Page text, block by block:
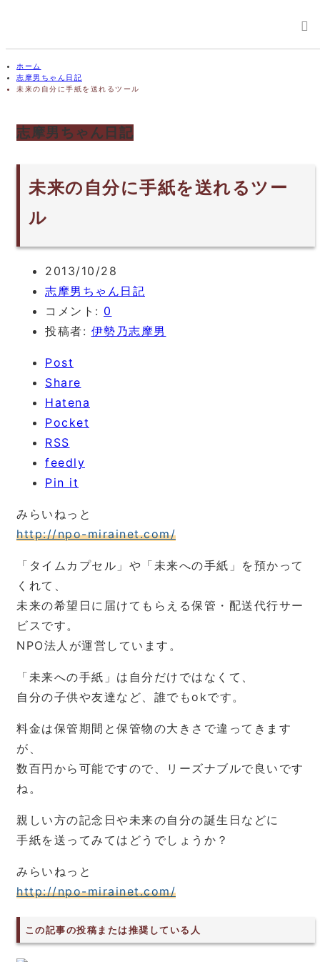
ホーム
志摩男ちゃん日記
未来の自分に手紙を送れるツール
志摩男ちゃん日記
未来の自分に手紙を送れるツー
ル
2013/10/28
志摩男ちゃん日記
コメント: 0
投稿者: 伊勢乃志摩男
Post
Share
Hatena
Pocket
RSS
feedly
Pin it
みらいねっと
http://npo-mirainet.com/
「タイムカプセル」や「未来への手紙」を預かって
くれて、
未来の希望日に届けてもらえる保管・配送代行サー
ビスです。
NPO法人が運営しています。
「未来への手紙」は自分だけではなくて、
自分の子供や友達など、誰でもokです。
料金は保管期間と保管物の大きさで違ってきます
が、
数百円から可能ですので、リーズナブルで良いです
ね。
親しい方の記念日や未来の自分の誕生日などに
手紙を送ってみてはどうでしょうか？
みらいねっと
http://npo-mirainet.com/
この記事の投稿または推奨している人